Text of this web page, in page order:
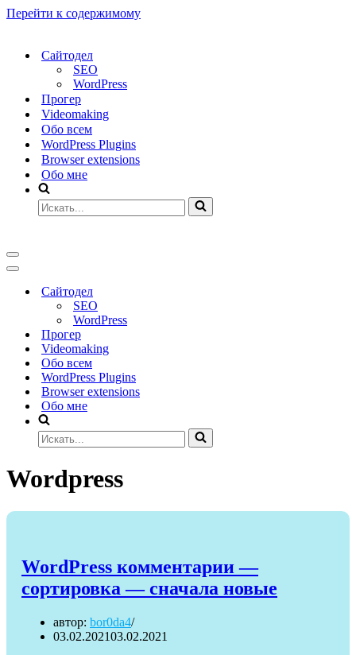
Перейти к содержимому
Сайтодел
SEO
WordPress
Прогер
Videomaking
Обо всем
WordPress Plugins
Browser extensions
Обо мне
Искать...
Меню
навигации
Меню
навигацииСайтодел
SEO
WordPress
Прогер
Videomaking
Обо всем
WordPress Plugins
Browser extensions
Обо мне
Искать...
Wordpress
WordPress комментарии —
сортировка — сначала новые
автор: bor0da4
03.02.202103.02.2021